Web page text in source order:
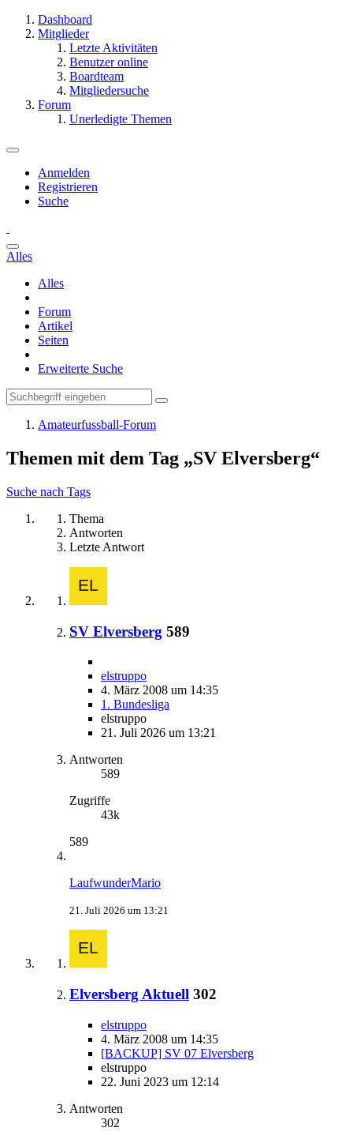
Dashboard
Mitglieder
Letzte Aktivitäten
Benutzer online
Boardteam
Mitgliedersuche
Forum
Unerledigte Themen
Anmelden
Registrieren
Suche
Alles
Alles
Forum
Artikel
Seiten
Erweiterte Suche
Amateurfussball-Forum
Themen mit dem Tag „SV Elversberg“
Suche nach Tags
Thema
Antworten
Letzte Antwort
SV Elversberg 589
elstruppo
4. März 2008 um 14:35
1. Bundesliga
elstruppo
21. Juli 2026 um 13:21
Antworten
589
Zugriffe
43k
589
LaufwunderMario
21. Juli 2026 um 13:21
Elversberg Aktuell 302
elstruppo
4. März 2008 um 14:35
[BACKUP] SV 07 Elversberg
elstruppo
22. Juni 2023 um 12:14
Antworten
302